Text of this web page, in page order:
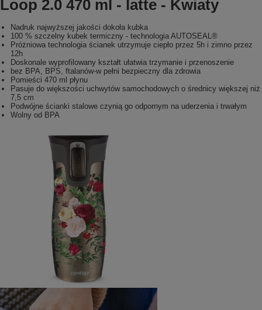
Loop 2.0 470 ml - latte - Kwiaty
Nadruk najwyższej jakości dokoła kubka
100 % szczelny kubek termiczny - technologia AUTOSEAL®
Próżniowa technologia ścianek utrzymuje ciepło przez 5h i zimno przez
12h
Doskonale wyprofilowany kształt ułatwia trzymanie i przenoszenie
bez BPA, BPS, ftalanów-w pełni bezpieczny dla zdrowia
Pomieści 470 ml płynu
Pasuje do większości uchwytów samochodowych o średnicy większej niż
7,5 cm
Podwójne ścianki stalowe czynią go odpornym na uderzenia i trwałym
Wolny od BPA